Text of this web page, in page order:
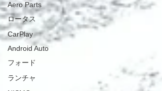
Aero Parts
ロータス
CarPlay
Android Auto
フォード
ランチャ